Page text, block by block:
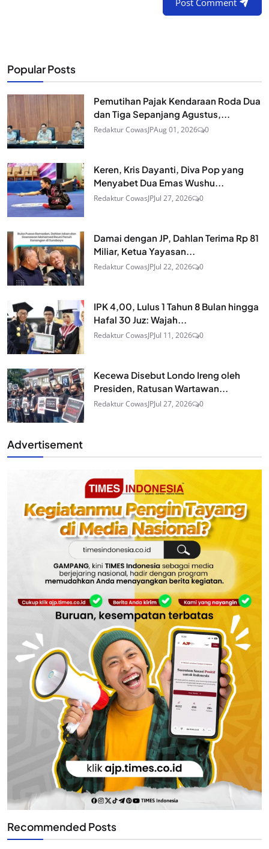
Post Comment
Popular Posts
Pemutihan Pajak Kendaraan Roda Dua
dan Tiga Sepanjang Agustus,...
Redaktur CowasJPAug 01, 2026 0
Keren, Kris Dayanti, Diva Pop yang
Menyabet Dua Emas Wushu...
Redaktur CowasJPJul 27, 2026 0
Damai dengan JP, Dahlan Terima Rp 81
Miliar, Ketua Yayasan...
Redaktur CowasJPJul 22, 2026 0
IPK 4,00, Lulus 1 Tahun 8 Bulan hingga
Hafal 30 Juz: Wajah...
Redaktur CowasJPJul 11, 2026 0
Kecewa Disebut Londo Ireng oleh
Presiden, Ratusan Wartawan...
Redaktur CowasJPJul 27, 2026 0
Advertisement
Recommended Posts